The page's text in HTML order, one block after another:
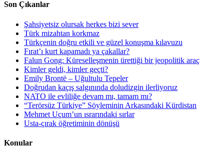
Son Çıkanlar
Şahsiyetsiz olursak herkes bizi sever
Türk mizahtan korkmaz
Türkçenin doğru etkili ve güzel konuşma kılavuzu
Fırat’ı kurt kapamadı ya çakallar?
Falun Gong: Küreselleşmenin ürettiği bir jeopolitik araç
Kimler geldi, kimler geçti?
Emily Brontë – Uğultulu Tepeler
Doğrudan kaçış salgınında doludizgin ilerliyoruz
NATO ile evliliğe devam mı, tamam mı?
“Terörsüz Türkiye” Söyleminin Arkasındaki Kürdistan
Mehmet Uçum’un ısrarındaki sırlar
Usta-çırak öğretiminin dönüşü
Konular